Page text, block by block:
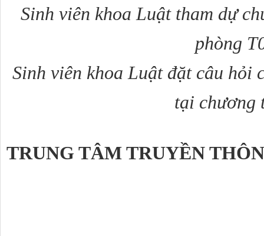
Sinh viên khoa Luật tham dự
phòng
Sinh viên khoa Luật đặt câu hỏi
tại chương
TRUNG TÂM TRUYỀN